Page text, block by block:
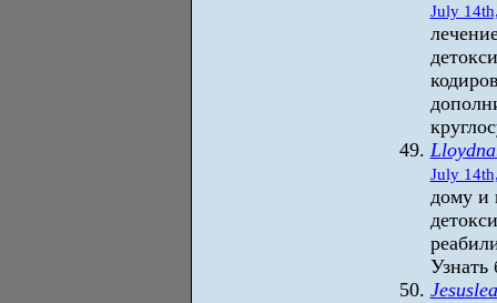
July
July
дому и
Узнать